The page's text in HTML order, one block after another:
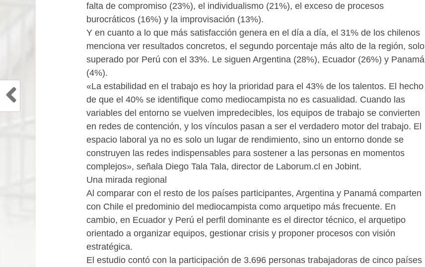
falta de compromiso (23%), el individualismo (21%), el exceso de procesos
burocráticos (16%) y la improvisación (13%).
Y en cuanto a lo que más satisfacción genera en el día a día, el 31% de los chilenos
menciona ver resultados concretos, el segundo porcentaje más alto de la región, solo
superado por Perú con el 33%. Le siguen Argentina (28%), Ecuador (26%) y Panamá
(4%).
«La estabilidad en el trabajo es hoy la prioridad para el 43% de los talentos. El hecho
de que el 40% se identifique como mediocampista no es casualidad. Cuando las
variables del entorno se vuelven impredecibles, los equipos de trabajo se convierten
en redes de contención, y los vínculos pasan a ser el verdadero motor del trabajo. El
espacio laboral ya no es solo un lugar de rendimiento, sino un entorno donde se
construyen las redes indispensables para sostener a las personas en momentos
complejos», señala Diego Tala Tala, director de Laborum.cl en Jobint.
Una mirada regional
Al comparar con el resto de los países participantes, Argentina y Panamá comparten
con Chile el predominio del mediocampista como arquetipo más frecuente. En
cambio, en Ecuador y Perú el perfil dominante es el director técnico, el arquetipo
orientado a organizar equipos, gestionar crisis y proponer procesos con visión
estratégica.
El estudio contó con la participación de 3.696 personas trabajadoras de cinco países